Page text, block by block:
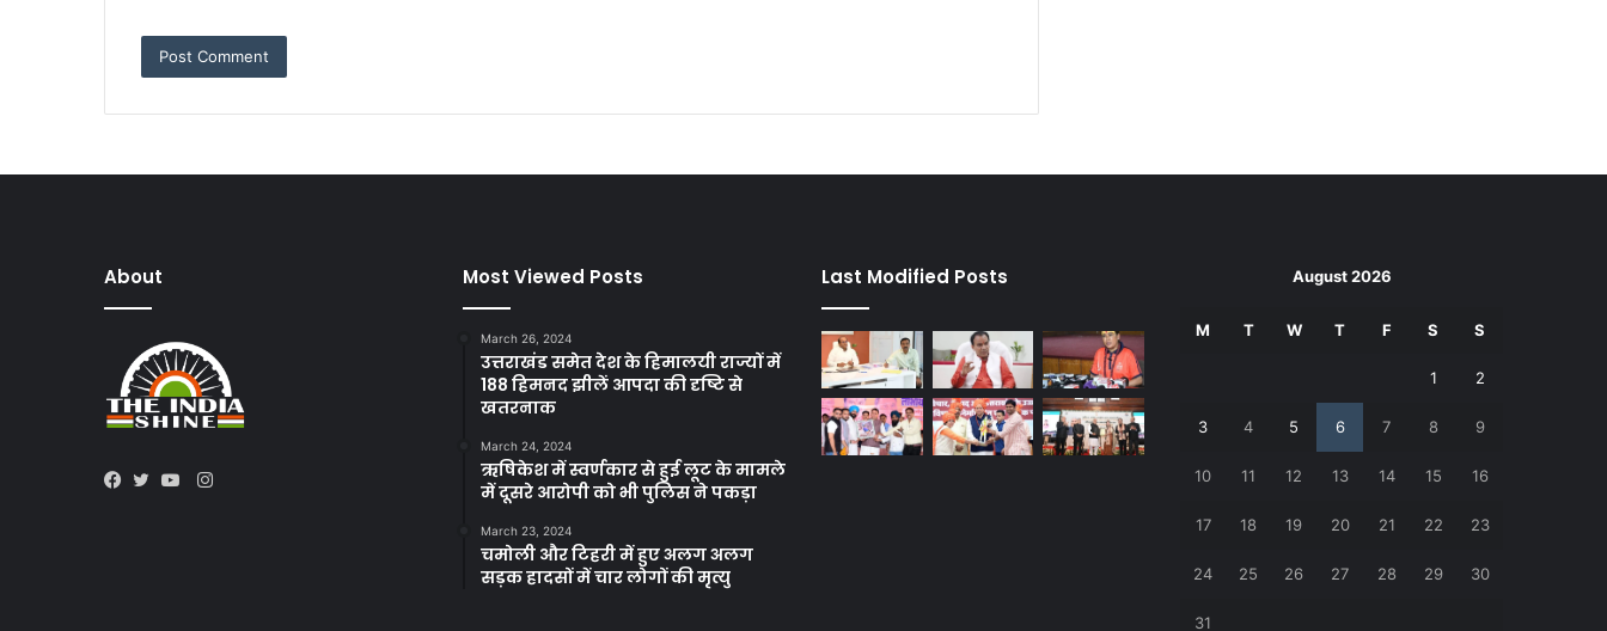
About
Instagram
Most Viewed Posts
March 26, 2024
उत्तराखंड समेत देश के हिमालयी राज्यों में
188 हिमनद झीलें आपदा की दृष्टि से
खतरनाक
March 24, 2024
ऋषिकेश में स्वर्णकार से हुई लूट के मामले
में दूसरे आरोपी को भी पुलिस ने पकड़ा
March 23, 2024
चमोली और टिहरी में हुए अलग अलग
सड़क हादसों में चार लोगों की मृत्यु
Last Modified Posts August 2026
M T W T F S S
1 2
3 4 5 6 7 8 9
10 11 12 13 14 15 16
17 18 19 20 21 22 23
24 25 26 27 28 29 30
31